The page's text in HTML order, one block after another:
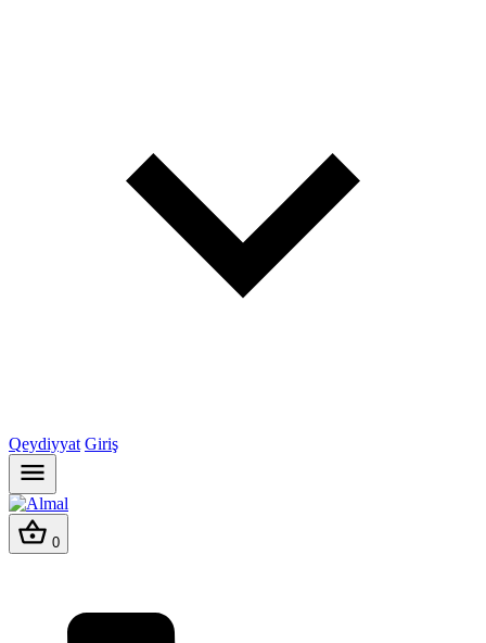
Qeydiyyat Giriş
0